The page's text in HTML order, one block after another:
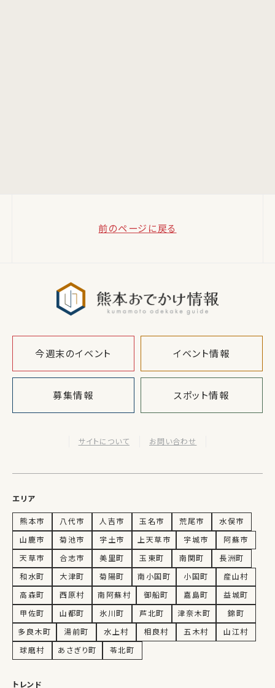
前のページに戻る
今週末のイベント イベント情報
募集情報 スポット情報
サイトについて お問い合わせ
エリア
熊本市 八代市 人吉市 玉名市 荒尾市
水俣市
山鹿市
菊池市 宇土市 上天草市 宇城市
阿蘇市
天草市
合志市 美里町 玉東町 南関町
長洲町
和水町
大津町 菊陽町 南小国町 小国町
産山村
高森町
西原村 南阿蘇村 御船町 嘉島町
益城町
甲佐町
山都町 氷川町 芦北町 津奈木町
錦町
多良木町
湯前町 水上村 相良村 五木村
山江村
球磨村
あさぎり町 苓北町
トレンド